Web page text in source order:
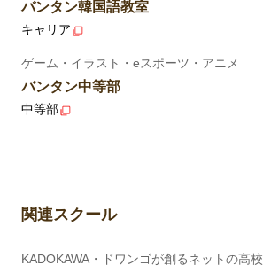
バンタン韓国語教室
キャリア
ゲーム・イラスト・eスポーツ・アニメ
バンタン中等部
中等部
関連スクール
KADOKAWA・ドワンゴが創るネットの高校